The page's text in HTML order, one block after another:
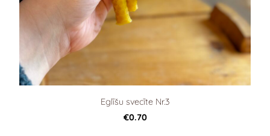
Eglīšu svecīte Nr.3
€0.70